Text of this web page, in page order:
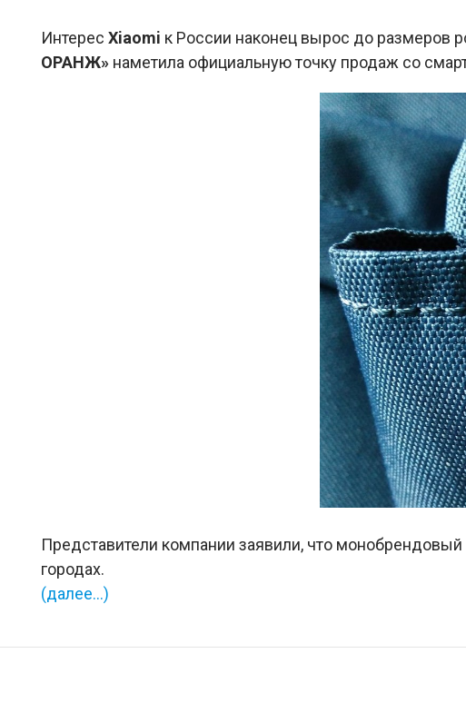
Интерес Xiaomi к России наконец вырос до размеров
ОРАНЖ» наметила официальную точку продаж со
Представители компании заявили, что
городах.
(далее…)